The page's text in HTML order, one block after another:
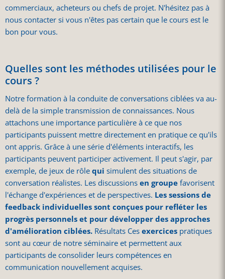
commerciaux, acheteurs ou chefs de projet. N'hésitez pas à
nous contacter si vous n'êtes pas certain que le cours est le
bon pour vous.
Quelles sont les méthodes utilisées pour le
cours ?
Notre formation à la conduite de conversations ciblées va au-
delà de la simple transmission de connaissances. Nous
attachons une importance particulière à ce que nos
participants puissent mettre directement en pratique ce qu'ils
ont appris. Grâce à une série d'éléments interactifs, les
participants peuvent participer activement. Il peut s'agir, par
exemple, de jeux de rôlequi simulent des situations de
conversation réalistes. Les discussionsen groupefavorisent
l'échange d'expériences et de perspectives. Les sessions de
feedback individuelles sont conçues pour refléter les
progrès personnels et pour développer des approches
d'amélioration ciblées. Résultats Cesexercices pratiques
sont au cœur de notre séminaire et permettent aux
participants de consolider leurs compétences en
communication nouvellement acquises.